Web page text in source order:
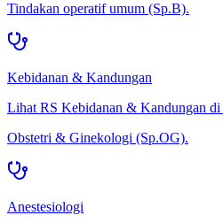
Tindakan operatif umum (Sp.B).
Kebidanan & Kandungan
Lihat RS Kebidanan & Kandungan di
Obstetri & Ginekologi (Sp.OG).
Anestesiologi